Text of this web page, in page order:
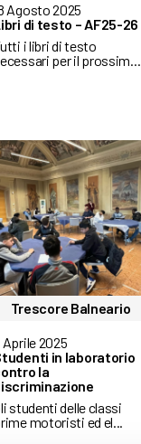
Agosto 2025
di testo – AF25-26
i libri di testo
per il prossim...
Trescore Balneario
Aprile 2025
in laboratorio
la
studenti delle classi
motoristi ed el...